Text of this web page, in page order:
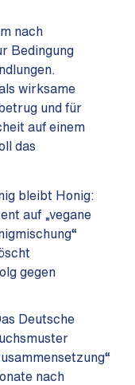
nach
Bedingung
wirksame
und für
auf einem
das
bleibt Honig:
auf „vegane
gegen
Deutsche
nach